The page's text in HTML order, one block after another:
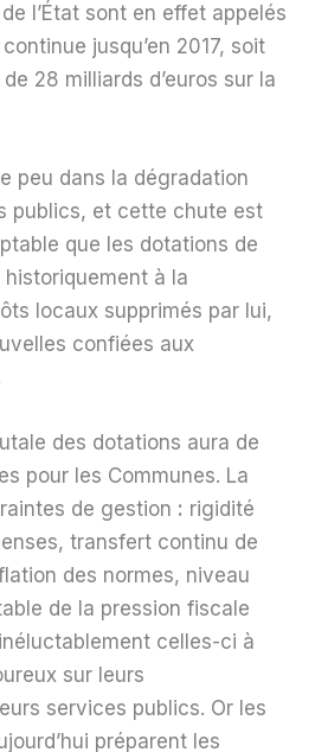
l’État sont en effet appelés
jusqu’en 2017, soit
28 milliards d’euros sur la
peu dans la dégradation
publics, et cette chute est
que les dotations de
historiquement à la
locaux supprimés par lui,
confiées aux
des dotations aura de
pour les Communes. La
de gestion : rigidité
transfert continu de
des normes, niveau
de la pression fiscale
celles-ci à
sur leurs
services publics. Or les
préparent les